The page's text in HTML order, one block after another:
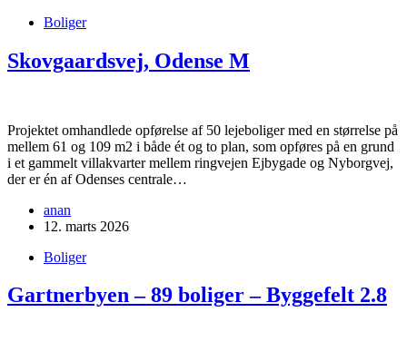
Boliger
Skovgaardsvej, Odense M
Projektet omhandlede opførelse af 50 lejeboliger med en størrelse på
mellem 61 og 109 m2 i både ét og to plan, som opføres på en grund
i et gammelt villakvarter mellem ringvejen Ejbygade og Nyborgvej,
der er én af Odenses centrale…
anan
12. marts 2026
Boliger
Gartnerbyen – 89 boliger – Byggefelt 2.8